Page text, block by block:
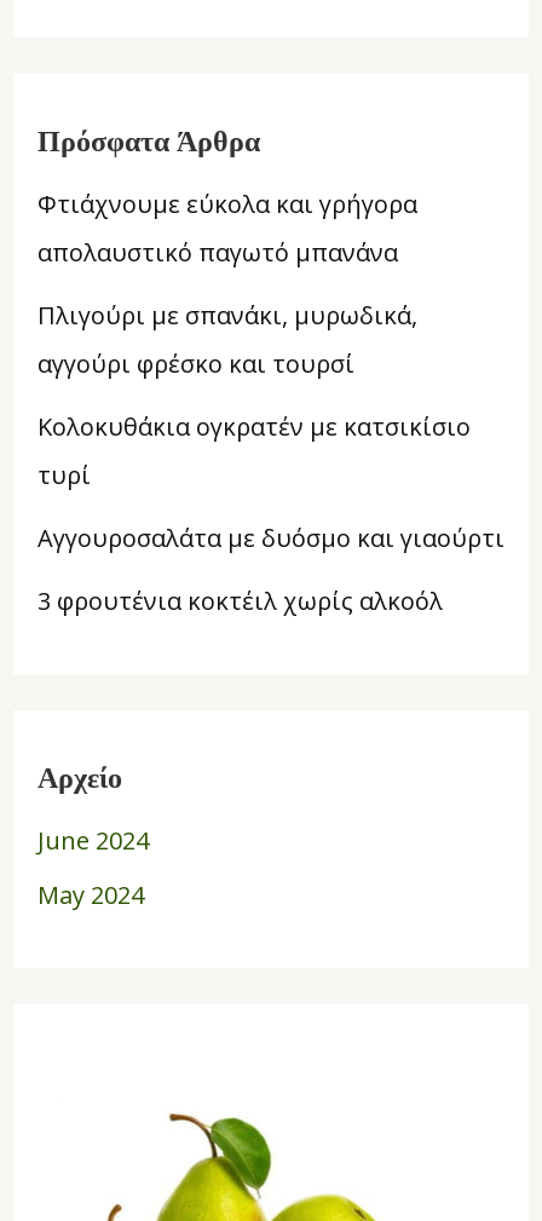
Πρόσφατα Άρθρα
Φτιάχνουμε εύκολα και γρήγορα
απολαυστικό παγωτό μπανάνα
Πλιγούρι με σπανάκι, μυρωδικά,
αγγούρι φρέσκο και τουρσί
Κολοκυθάκια ογκρατέν με κατσικίσιο
τυρί
Αγγουροσαλάτα με δυόσμο και γιαούρτι
3 φρουτένια κοκτέιλ χωρίς αλκοόλ
Αρχείο
June 2024
May 2024